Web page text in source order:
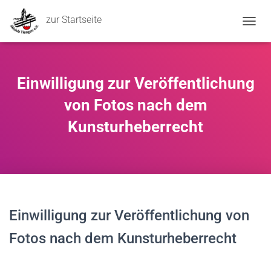
zur Startseite
Einwilligung zur Veröffentlichung
von Fotos nach dem
Kunsturheberrecht
Einwilligung zur Veröffentlichung von
Fotos nach dem Kunsturheberrecht